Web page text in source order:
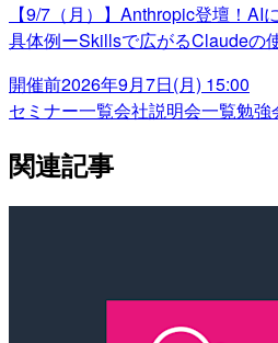
【9/7（月）】Anthropic登壇！AI
具体例ーSkillsで広がるClaudeの
開催前2026年9月7日(月) 15:00
セミナー一覧会社説明会一覧勉強
関連記事